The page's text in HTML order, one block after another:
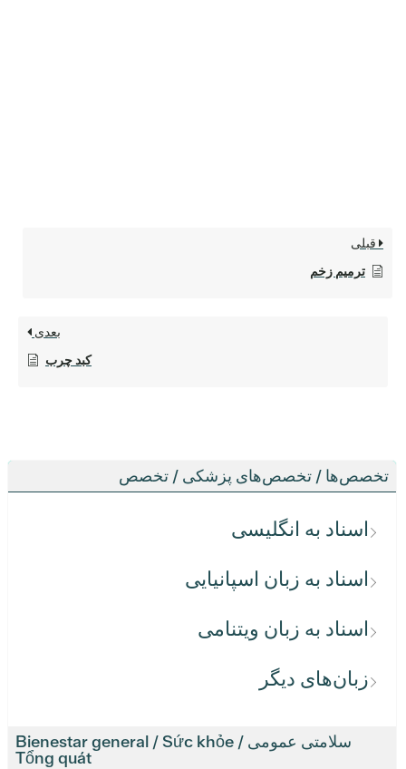
تخصص‌ها / تخصص‌های پزشکی / تخصص
اسناد به انگلیسی
اسناد به زبان اسپانیایی
اسناد به زبان ویتنامی
زبان‌های دیگر
سلامتی عمومی / Bienestar general / Sức khỏe
Tổng quát
قبلی
ترمیم زخم
بعدی
کبد چرب